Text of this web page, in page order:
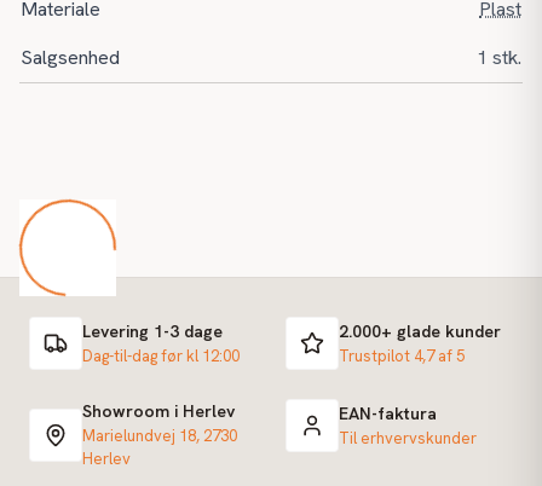
Materiale
Plast
Salgsenhed
1 stk.
Levering 1-3 dage
Dag-til-dag før kl 12:00
2.000+ glade kunder
Trustpilot 4,7 af 5
Showroom i Herlev
Marielundvej 18, 2730
Herlev
EAN-faktura
Til erhvervskunder